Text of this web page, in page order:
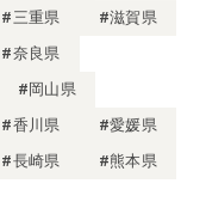
#三重県
#滋賀県
#奈良県
#岡山県
#香川県
#愛媛県
#長崎県
#熊本県